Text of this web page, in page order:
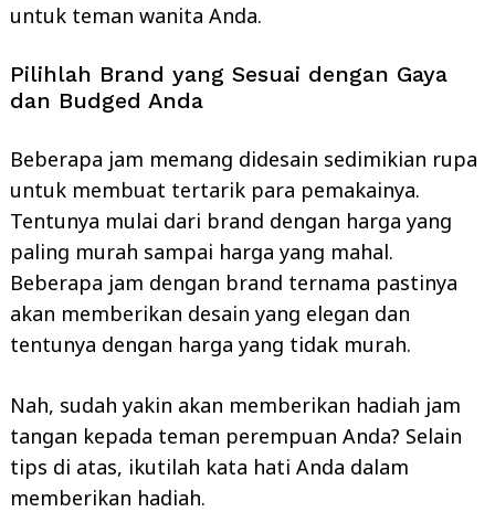
untuk teman wanita Anda.
Pilihlah Brand yang Sesuai dengan Gaya
dan Budged Anda
Beberapa jam memang didesain sedimikian rupa
untuk membuat tertarik para pemakainya.
Tentunya mulai dari brand dengan harga yang
paling murah sampai harga yang mahal.
Beberapa jam dengan brand ternama pastinya
akan memberikan desain yang elegan dan
tentunya dengan harga yang tidak murah.
Nah, sudah yakin akan memberikan hadiah jam
tangan kepada teman perempuan Anda? Selain
tips di atas, ikutilah kata hati Anda dalam
memberikan hadiah.